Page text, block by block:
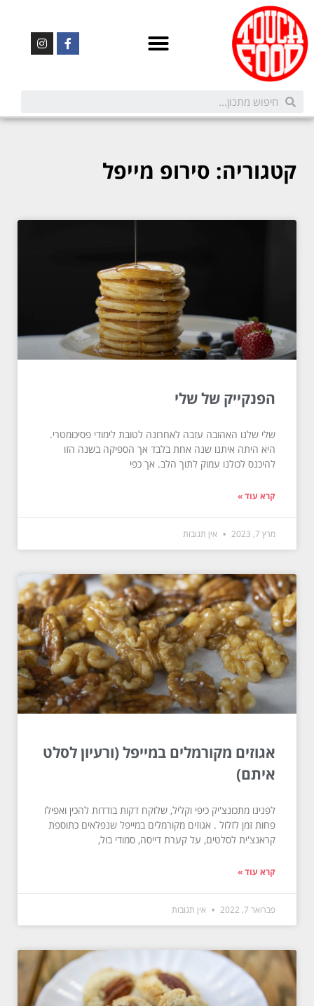
קטגוריה: סירופ מייפל
הפנקייק של שלי
שלי שלנו האהובה עזבה לאחרונה לטובת לימודי פסיכומטרי.
היא היתה איתנו שנה אחת בלבד אך הספיקה בשנה הזו
להיכנס לכולנו עמוק לתוך הלב. אך כפי
קרא עוד »
מרץ 7, 2023 אין תגובות
אגוזים מקורמלים במייפל (ורעיון לסלט
איתם)
לפנינו מתכונצ'יק כיפי וקליל, שלוקח דקות בודדות להכין ואפילו
פחות זמן לזלול . אגוזים מקורמלים במייפל שנפלאים כתוספת
קראנצ'ית לסלטים, על קערת דייסה, סמודי בול,
קרא עוד »
פברואר 7, 2022 אין תגובות